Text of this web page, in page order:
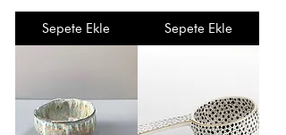
Sepete Ekle Sepete Ekle